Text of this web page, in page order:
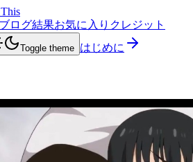
ブログ結果お気に入り クレジット
Toggle theme はじめに